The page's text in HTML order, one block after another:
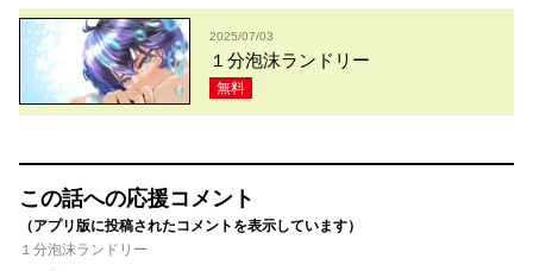
2025/07/03
１分泡沫ランドリー
無料
この話への応援コメント
（アプリ版に投稿されたコメントを表示しています）
１分泡沫ランドリー